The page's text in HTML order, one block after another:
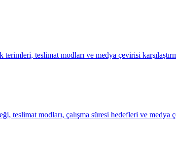
teslimat modları ve medya çevirisi
teslimat modları, çalışma süresi hedefleri ve medya